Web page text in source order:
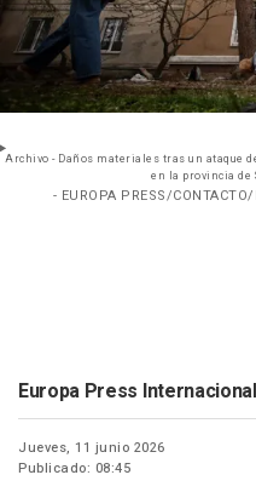
Archivo - Daños materiales tras un ataque
en la provincia de
- EUROPA PRESS/
Europa Press Internacional
Jueves, 11 junio 2026
Publicado: 08:45